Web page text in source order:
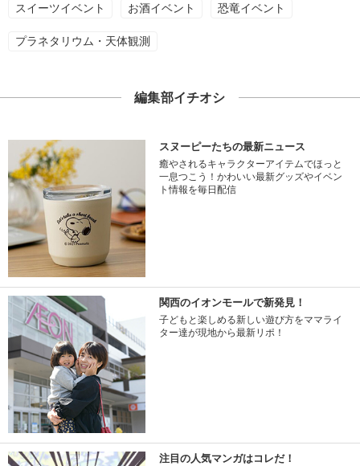
スイーツイベント お酒イベント 恐竜イベント
プラネタリウム・天体観測
編集部イチオシ
スヌーピーたちの最新ニュース
癒やされるキャラクターアイテムでほっと
一息つこう！かわいい最新グッズやイベン
ト情報を毎日配信
関西のイオンモールで新発見！
子どもと楽しめる新しい遊び方をママライ
ター達が現地から最新リポ！
注目の人気マンガはコレだ！